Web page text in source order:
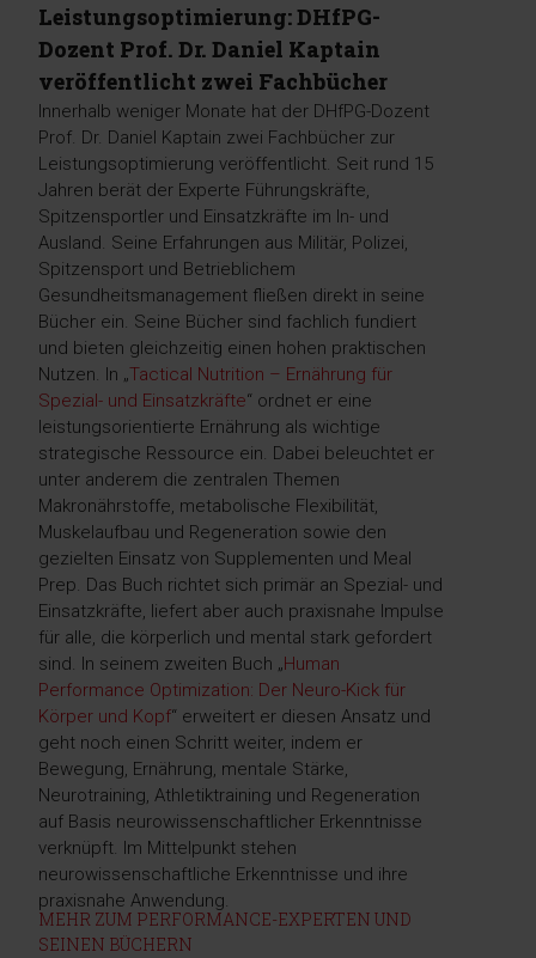
Leistungsoptimierung: DHfPG-
Dozent Prof. Dr. Daniel Kaptain
veröffentlicht zwei Fachbücher
Innerhalb weniger Monate hat der DHfPG-Dozent
Prof. Dr. Daniel Kaptain zwei Fachbücher zur
Leistungsoptimierung veröffentlicht. Seit rund 15
Jahren berät der Experte Führungskräfte,
Spitzensportler und Einsatzkräfte im In- und
Ausland. Seine Erfahrungen aus Militär, Polizei,
Spitzensport und Betrieblichem
Gesundheitsmanagement fließen direkt in seine
Bücher ein. Seine Bücher sind fachlich fundiert
und bieten gleichzeitig einen hohen praktischen
Nutzen. In „Tactical Nutrition – Ernährung für
Spezial- und Einsatzkräfte“ ordnet er eine
leistungsorientierte Ernährung als wichtige
strategische Ressource ein. Dabei beleuchtet er
unter anderem die zentralen Themen
Makronährstoffe, metabolische Flexibilität,
Muskelaufbau und Regeneration sowie den
gezielten Einsatz von Supplementen und Meal
Prep. Das Buch richtet sich primär an Spezial- und
Einsatzkräfte, liefert aber auch praxisnahe Impulse
für alle, die körperlich und mental stark gefordert
sind. In seinem zweiten Buch „Human
Performance Optimization: Der Neuro-Kick für
Körper und Kopf“ erweitert er diesen Ansatz und
geht noch einen Schritt weiter, indem er
Bewegung, Ernährung, mentale Stärke,
Neurotraining, Athletiktraining und Regeneration
auf Basis neurowissenschaftlicher Erkenntnisse
verknüpft. Im Mittelpunkt stehen
neurowissenschaftliche Erkenntnisse und ihre
praxisnahe Anwendung.
MEHR ZUM PERFORMANCE-EXPERTEN UND
SEINEN BÜCHERN